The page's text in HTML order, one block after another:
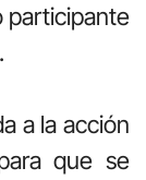
participante
a la acción
que se